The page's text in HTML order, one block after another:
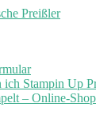
ich Stampin Up
– Online-